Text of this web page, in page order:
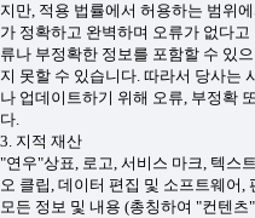
지만, 적용 법률에서 허용하는 범위
가 정확하고 완벽하며 오류가 없다
류나 부정확한 정보를 포함할 수 있
지 못할 수 있습니다. 따라서 당사는
나 업데이트하기 위해 오류, 부정확
다.
3. 지적 재산
"연우"상표, 로고, 서비스 마크, 텍스
오 클립, 데이터 편집 및 소프트웨어,
모든 정보 및 내용 (총칭하여 "컨텐